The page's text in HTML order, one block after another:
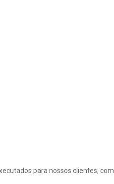
para nossos clientes,